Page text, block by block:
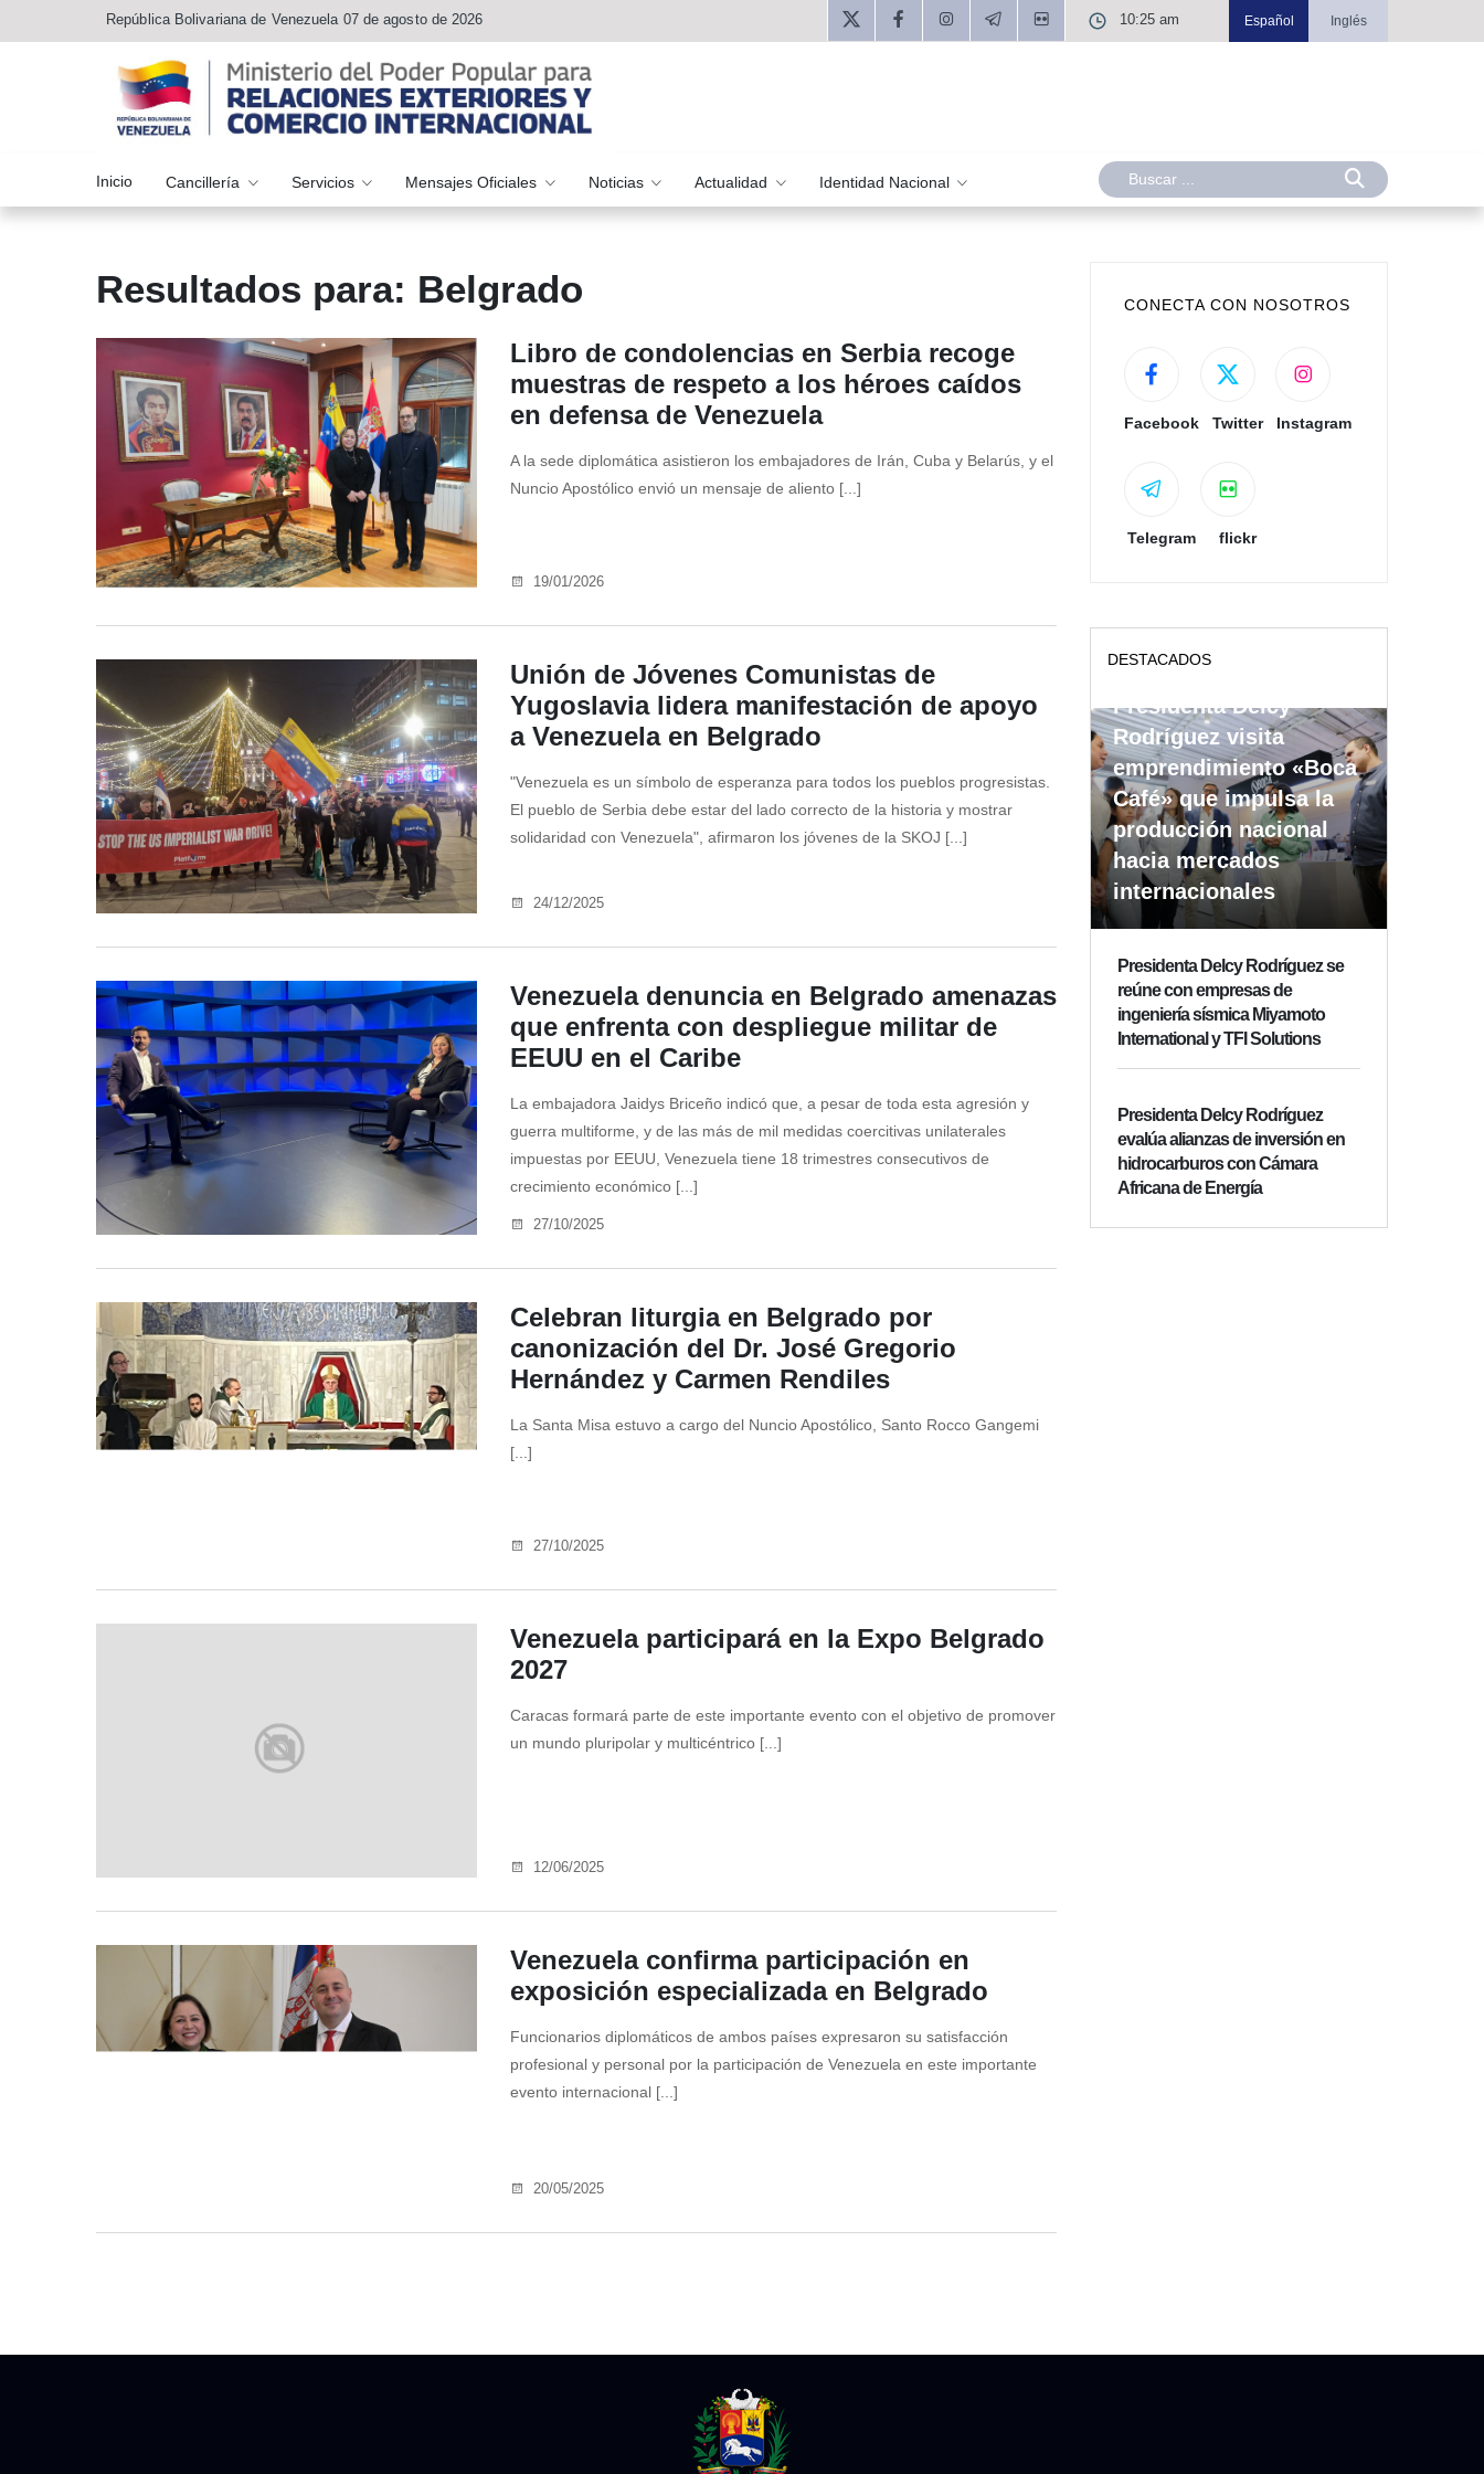
República Bolivariana de Venezuela 07 de agosto de 2026 10:25 am Español Inglés
Inicio Cancillería Servicios Mensajes Oficiales Noticias Actualidad Identidad Nacional
Resultados para: Belgrado
Libro de condolencias en Serbia recoge
muestras de respeto a los héroes caídos
en defensa de Venezuela
A la sede diplomática asistieron los embajadores de Irán, Cuba y Belarús, y el
Nuncio Apostólico envió un mensaje de aliento [...]
19/01/2026
Unión de Jóvenes Comunistas de
Yugoslavia lidera manifestación de apoyo
a Venezuela en Belgrado
"Venezuela es un símbolo de esperanza para todos los pueblos progresistas.
El pueblo de Serbia debe estar del lado correcto de la historia y mostrar
solidaridad con Venezuela", afirmaron los jóvenes de la SKOJ [...]
24/12/2025
Venezuela denuncia en Belgrado amenazas
que enfrenta con despliegue militar de
EEUU en el Caribe
La embajadora Jaidys Briceño indicó que, a pesar de toda esta agresión y
guerra multiforme, y de las más de mil medidas coercitivas unilaterales
impuestas por EEUU, Venezuela tiene 18 trimestres consecutivos de
crecimiento económico [...]
27/10/2025
Celebran liturgia en Belgrado por
canonización del Dr. José Gregorio
Hernández y Carmen Rendiles
La Santa Misa estuvo a cargo del Nuncio Apostólico, Santo Rocco Gangemi
[...]
27/10/2025
Venezuela participará en la Expo Belgrado
2027
Caracas formará parte de este importante evento con el objetivo de promover
un mundo pluripolar y multicéntrico [...]
12/06/2025
Venezuela confirma participación en
exposición especializada en Belgrado
Funcionarios diplomáticos de ambos países expresaron su satisfacción
profesional y personal por la participación de Venezuela en este importante
evento internacional [...]
20/05/2025
CONECTA CON NOSOTROS
Facebook Twitter Instagram
Telegram flickr
DESTACADOS
Presidenta Delcy
Rodríguez visita
emprendimiento «Boca
Café» que impulsa la
producción nacional
hacia mercados
internacionales
Presidenta Delcy Rodríguez se
reúne con empresas de
ingeniería sísmica Miyamoto
International y TFI Solutions
Presidenta Delcy Rodríguez
evalúa alianzas de inversión en
hidrocarburos con Cámara
Africana de Energía